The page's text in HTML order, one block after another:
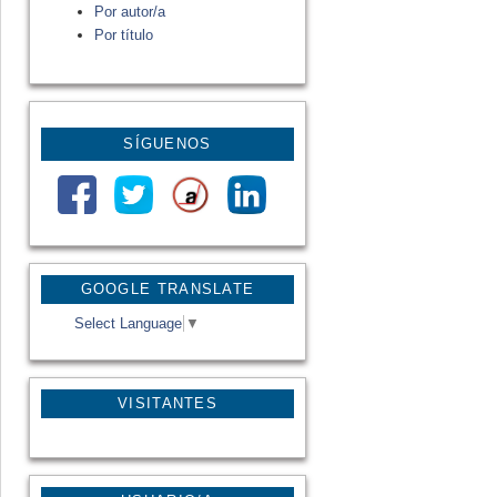
GOOGLE TRANSLATE
Select Language ▼
VISITANTES
Por autor/a
Por título
SÍGUENOS